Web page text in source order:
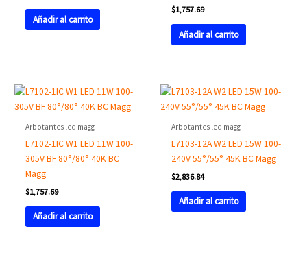
Añadir al carrito
$1,757.69
Añadir al carrito
Arbotantes led magg
L7102-1IC W1 LED 11W 100-
305V BF 80°/80° 40K BC
Magg
$1,757.69
Añadir al carrito
Arbotantes led magg
L7103-12A W2 LED 15W 100-
240V 55°/55° 45K BC Magg
$2,836.84
Añadir al carrito